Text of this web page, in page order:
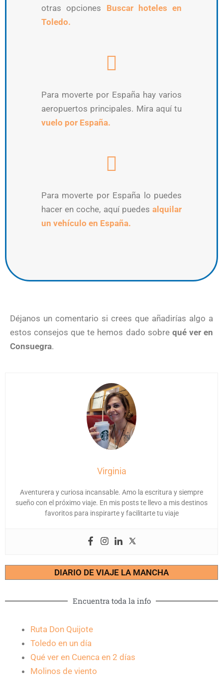
otras opciones Buscar hoteles en
Toledo.
Para moverte por España hay varios
aeropuertos principales. Mira aquí tu
vuelo por España.
Para moverte por España lo puedes
hacer en coche, aquí puedes alquilar
un vehículo en España.
Déjanos un comentario si crees que añadirías algo a
estos consejos que te hemos dado sobre qué ver en
Consuegra.
Virginia
Aventurera y curiosa incansable. Amo la escritura y siempre
sueño con el próximo viaje. En mis posts te llevo a mis destinos
favoritos para inspirarte y facilitarte tu viaje
DIARIO DE VIAJE LA MANCHA
Encuentra toda la info
Ruta Don Quijote
Toledo en un día
Qué ver en Cuenca en 2 días
Molinos de viento